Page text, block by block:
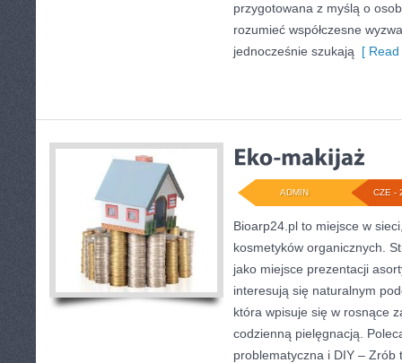
przygotowana z myślą o
rozumieć współczesne
jednocześnie szukają [
CZE -
ADMIN
Bioarp24.pl to miejsce w
kosmetyków organicznych.
jako miejsce prezentacji
interesują się naturalnym
która wpisuje się w rosnące
codzienną pielęgnacją.
problematyczna i DIY – Zrób